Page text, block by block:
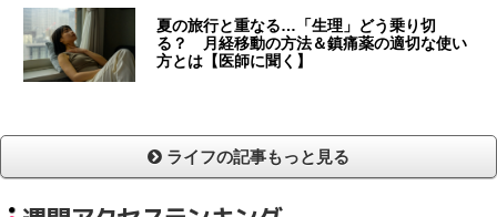
夏の旅行と重なる…「生理」どう乗り切
る？ 月経移動の方法＆鎮痛薬の適切な使い
方とは【医師に聞く】
ライフの記事もっと見る